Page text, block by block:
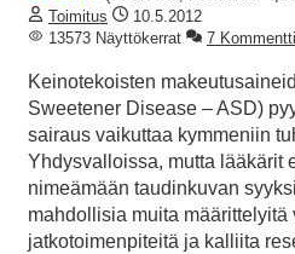
Toimitus
10.5.2012
13573 Näyttökerrat
7
Keinotekoisten
Sweetener Disease – ASD)
sairaus vaikuttaa kymmeniin
Yhdysvalloissa, mutta lääkärit
nimeämään taudinkuvan
mahdollisia muita määrittelyitä
jatkotoimenpiteitä ja kalliita